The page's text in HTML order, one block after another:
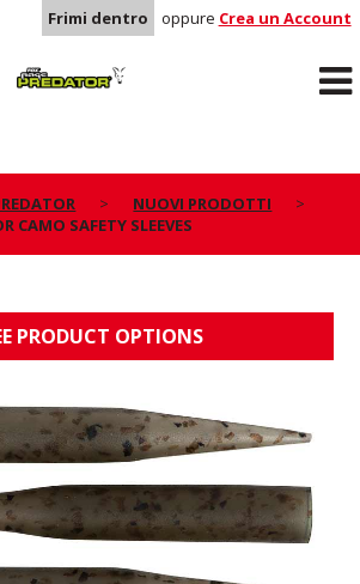
Frimi dentro oppure Crea un Account
Predator
NUOVI PRODOTTI
CAMO SAFETY SLEEVES
PRODUCT OPTIONS